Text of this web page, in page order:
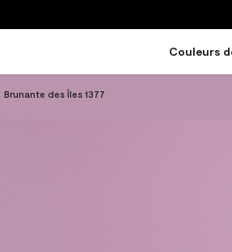
Couleurs
Brunante des Îles 1377